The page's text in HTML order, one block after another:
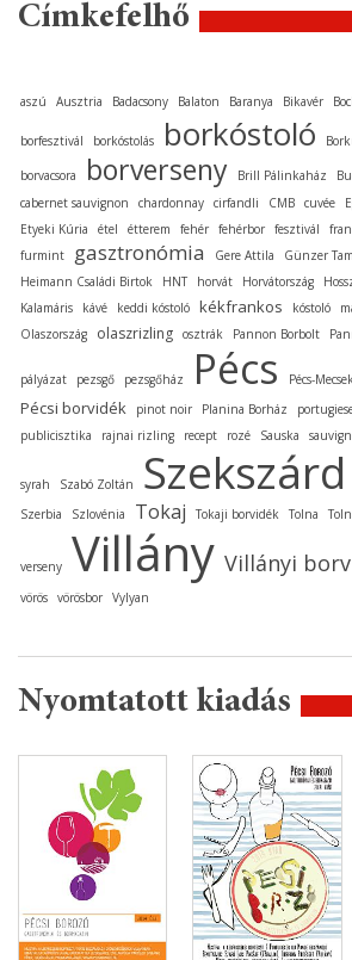
Címkefelhő
aszú Ausztria Badacsony Balaton Baranya Bikavér
borfesztivál borkóstolás borkóstoló
borvacsora borverseny Brill Pálinkaház
cabernet sauvignon chardonnay cirfandli CMB cuvée
Etyeki Kúria
étel étterem fehér fehérbor fesztivál
furmint
gasztronómia Gere Attila Günzer
Heimann Családi Birtok
HNT horvát Horvátország
Kalamáris kávé keddi kóstoló kékfrankos kóstoló
Olaszország
olaszrizling osztrák Pannon Borbolt
pályázat pezsgő pezsgőház Pécs Pécs-
Pécsi borvidék pinot noir Planina Borház
publicisztika
rajnai rizling recept rozé Sauska
syrah Szabó Zoltán Szekszárd
Szerbia Szlovénia Tokaj Tokaji borvidék Tolna
verseny Villány Villányi
vörös vörösbor Vylyan
Nyomtatott kiadás